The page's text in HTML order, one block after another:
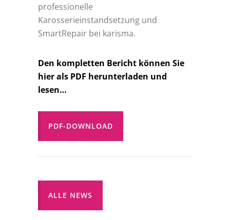
professionelle
Karosserieinstandsetzung und
SmartRepair bei karisma.
Den kompletten Bericht können Sie
hier als PDF herunterladen und
lesen…
PDF-DOWNLOAD
ALLE NEWS